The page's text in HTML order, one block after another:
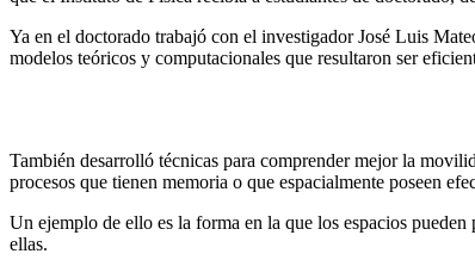
Ya en el doctorado trabajó con el investigador José Luis
modelos teóricos y computacionales que resultaron ser
También desarrolló técnicas para comprender mejor la
procesos que tienen memoria o que espacialmente poseen
Un ejemplo de ello es la forma en la que los espacios
ellas.